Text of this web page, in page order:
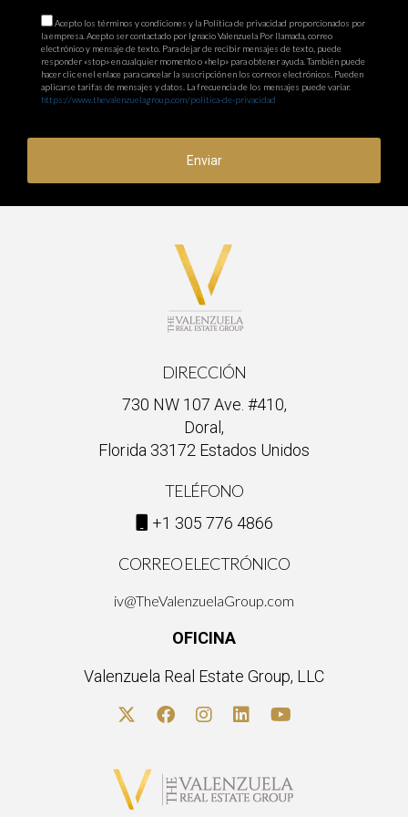
Acepto los términos y condiciones y la Política de privacidad proporcionados por
la empresa. Acepto ser contactado por Ignacio Valenzuela Por llamada, correo
electrónico y mensaje de texto. Para dejar de recibir mensajes de texto, puede
responder «stop» en cualquier momento o «help» para obtener ayuda. También puede
hacer clic en el enlace para cancelar la suscripción en los correos electrónicos. Pueden
aplicarse tarifas de mensajes y datos. La frecuencia de los mensajes puede variar.
https://www.thevalenzuelagroup.com/politica-de-privacidad
Enviar
DIRECCIÓN
730 NW 107 Ave. #410,
Doral,
Florida 33172 Estados Unidos
TELÉFONO
+1 305 776 4866
CORREO ELECTRÓNICO
iv@TheValenzuelaGroup.com
OFICINA
Valenzuela Real Estate Group, LLC